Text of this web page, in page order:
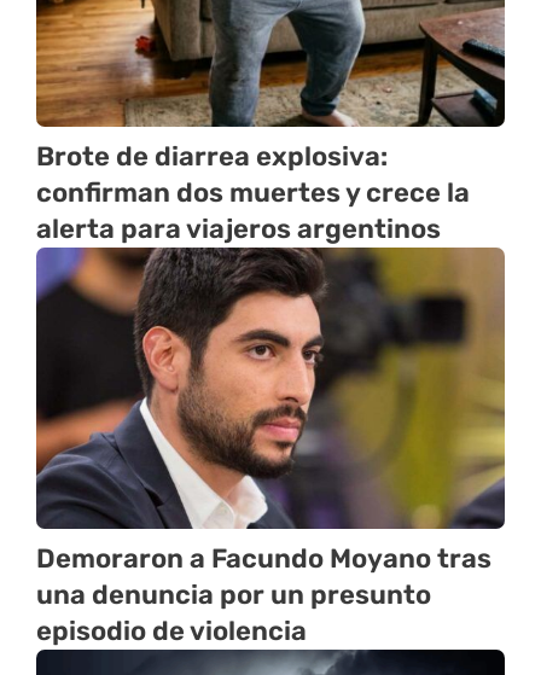
Brote de diarrea explosiva:
confirman dos muertes y crece la
alerta para viajeros argentinos
Demoraron a Facundo Moyano tras
una denuncia por un presunto
episodio de violencia